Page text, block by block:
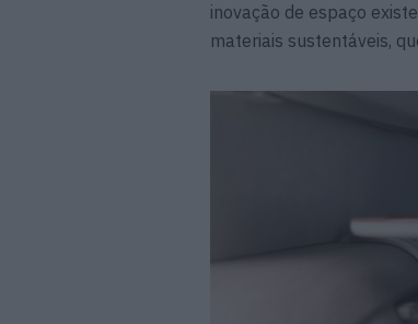
inovação de espaço
materiais sustentáveis,